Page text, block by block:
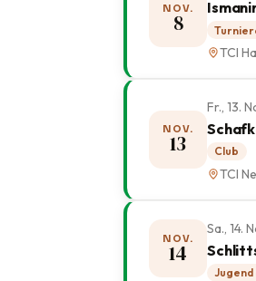
NOV.
8
TCI
NOV.
13
Fr., 13.
Club
TCI
NOV.
14
Sa., 14.
Jugend